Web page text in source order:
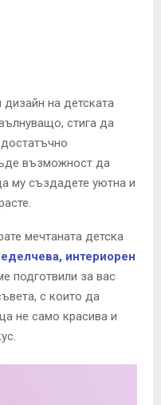
на детската
стига да
възможност да
му създадете уютна и
мечтаната детска
интериорен
подготвили за вас
с които да
не само красива и